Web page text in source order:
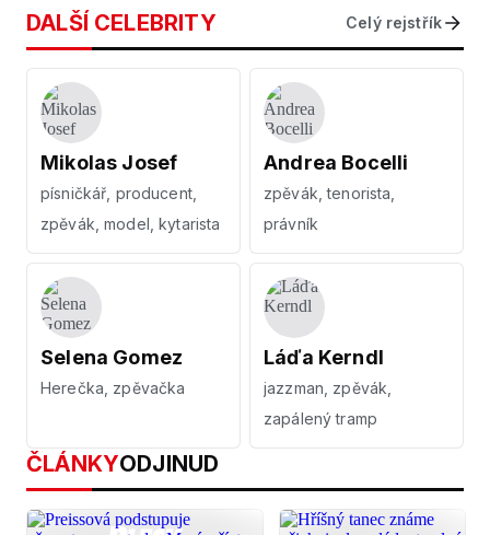
DALŠÍ CELEBRITY Celý rejstřík
Mikolas Josef
písničkář, producent,
zpěvák, model, kytarista
Andrea Bocelli
zpěvák, tenorista,
právník
Selena Gomez
Herečka, zpěvačka
Láďa Kerndl
jazzman, zpěvák,
zapálený tramp
ČLÁNKYODJINUD